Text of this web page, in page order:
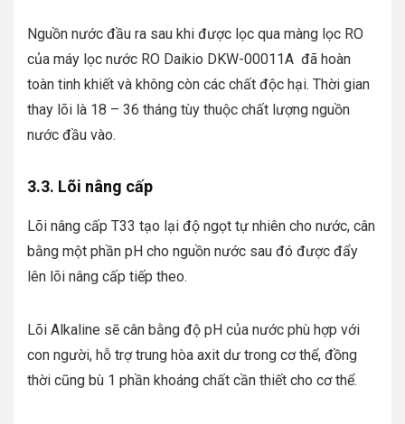
Nguồn nước đầu ra sau khi được lọc qua màng lọc RO
của máy lọc nước RO Daikio DKW-00011A đã hoàn
toàn tinh khiết và không còn các chất độc hại. Thời gian
thay lõi là 18 – 36 tháng tùy thuộc chất lượng nguồn
nước đầu vào.
3.3. Lõi nâng cấp
Lõi nâng cấp T33 tạo lại độ ngọt tự nhiên cho nước, cân
bằng một phần pH cho nguồn nước sau đó được đẩy
lên lõi nâng cấp tiếp theo.
Lõi Alkaline sẽ cân bằng độ pH của nước phù hợp với
con người, hỗ trợ trung hòa axit dư trong cơ thể, đồng
thời cũng bù 1 phần khoáng chất cần thiết cho cơ thể.